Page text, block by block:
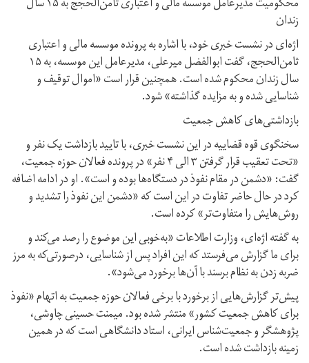
زندان
اژه‌ای در نشست خبری خود، با اشاره به پرونده موسسه مالی و اعتباری
ثامن‌الحجج، گفت ابوالفضل میرعلی، مدیرعامل این موسسه، به ۱۵
سال زندان محکوم شده است. همچنین قرار است «اموال توقیف و
شناسایی شده و به مزایده گذاشته» شود.
بازداشتی‌های کاهش جمعیت
سخنگوی قوه‌‌ قضاییه در این نشست خبری، با تایید بازداشت یک نفر و
«تحت تعقیب قرار گرفتن ۳ الی ۴ نفر» در پرونده فعالان حوزه جمعیت،
گفت: «دشمن در مقام نفوذ در دستگاه‌ها بوده و است». او در ادامه اضافه
کرد در حال حاضر تفاوت در این است که «دشمن این نفوذ را تشدید و
روش‌هایش را متفاوت‌تر» کرده است.
به گفته اژه‌ای، وزارت اطلاعات «به‌خوبی این موضوع را رصد می‌کند و
برای ما گزارش می‌فرستد که این افراد پس از شناسایی، در‌صورتی‌که به مرز
ضربه زدن به نظام برسند با آن‌ها برخورد می‌شود».
پیش‌تر گزارش‌هایی از برخورد با برخی فعالان حوزه جمعیت به اتهام «نفوذ
برای کاهش جمعیت کشور» منتشر شده بود. میمنت حسینی چاوشی،
پژوهشگر و جمعیت‌شناس ایرانی، استاد دانشگاهی است که در همین
زمینه بازداشت شده است.